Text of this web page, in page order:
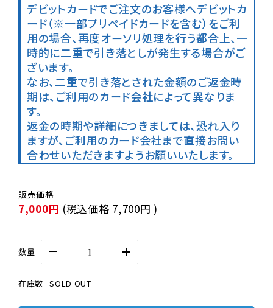
デビットカードでご注文のお客様へデビットカ
ード（※一部プリペイドカードを含む）をご利
用の場合、再度オーソリ処理を行う都合上、一
時的に二重で引き落としが発生する場合がご
ざいます。
なお、二重で引き落とされた金額のご返金時
期は、ご利用のカード会社によって異なりま
す。
返金の時期や詳細につきましては、恐れ入り
ますが、ご利用のカード会社まで直接お問い
合わせいただきますようお願いいたします。
7,000円 (税込価格 7,700円 )
数量
在庫数 SOLD OUT